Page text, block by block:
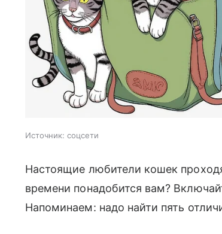
Источник: соцсети
Настоящие любители кошек
времени понадобится вам?
Напоминаем: надо найти пять